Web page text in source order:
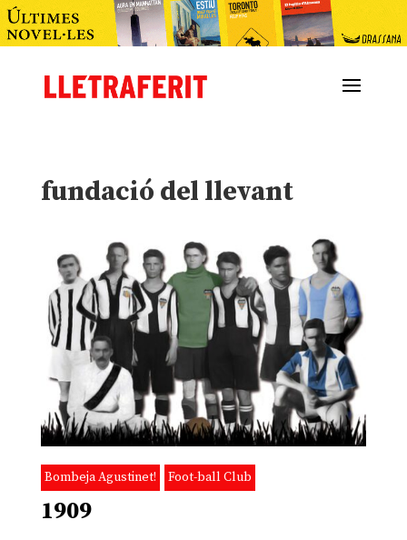
fundació del llevant
Bombeja Agustinet! Foot-ball Club
1909